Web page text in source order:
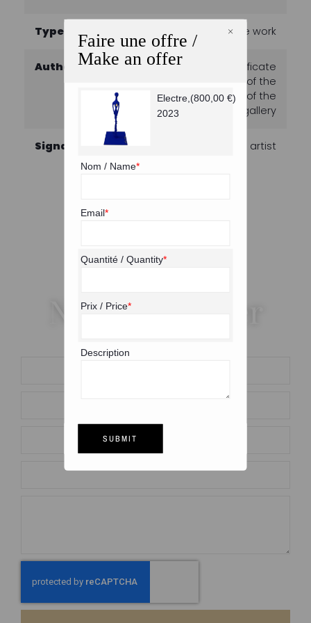
Type Unique work
Authenticity
Work sold with certificate
of authenticity of the
gallery and invoice of the
gallery
Signature Hand signed by the artist
Faire une offre /
Make an offer
×
Electre,
2023
(800,00€)
Nom / Name*
Email*
Quantité / Quantity*
Prix / Price*
Description
SUBMIT
Nous contacter